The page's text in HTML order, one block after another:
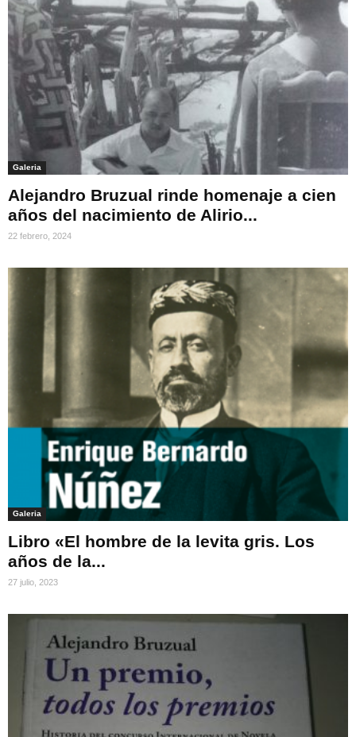
Galeria
Alejandro Bruzual rinde homenaje a cien
años del nacimiento de Alirio...
22 febrero, 2024
Galeria
Libro «El hombre de la levita gris. Los
años de la...
27 julio, 2023